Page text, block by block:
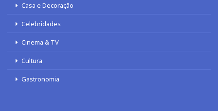
Casa e Decoração
Celebridades
Cinema & TV
Cultura
Gastronomia